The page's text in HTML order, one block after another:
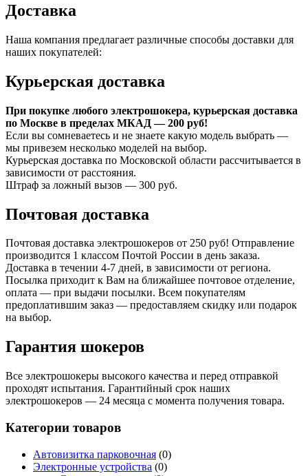
Доставка
Наша компания предлагает различные способы доставки для
наших покупателей:
Курьерская доставка
При покупке любого электрошокера, курьерская доставка
по Москве в пределах МКАД — 200 руб!
Если вы сомневаетесь и не знаете какую модель выбрать —
мы привезем несколько моделей на выбор.
Курьерская доставка по Московской области рассчитывается в
зависимости от расстояния.
Штраф за ложный вызов — 300 руб.
Почтовая доставка
Почтовая доставка электрошокеров от 250 руб! Отправление
производится 1 классом Почтой России в день заказа.
Доставка в течении 4-7 дней, в зависимости от региона.
Посылка приходит к Вам на ближайшее почтовое отделение,
оплата — при выдачи посылки. Всем покупателям
предоплатившим заказ — предоставляем скидку или подарок
на выбор.
Гарантия шокеров
Все электрошокеры высокого качества и перед отправкой
проходят испытания. Гарантийный срок наших
электрошокеров — 24 месяца с момента получения товара.
Категории товаров
Автовизитка парковочная (0)
Электронные устройства (0)